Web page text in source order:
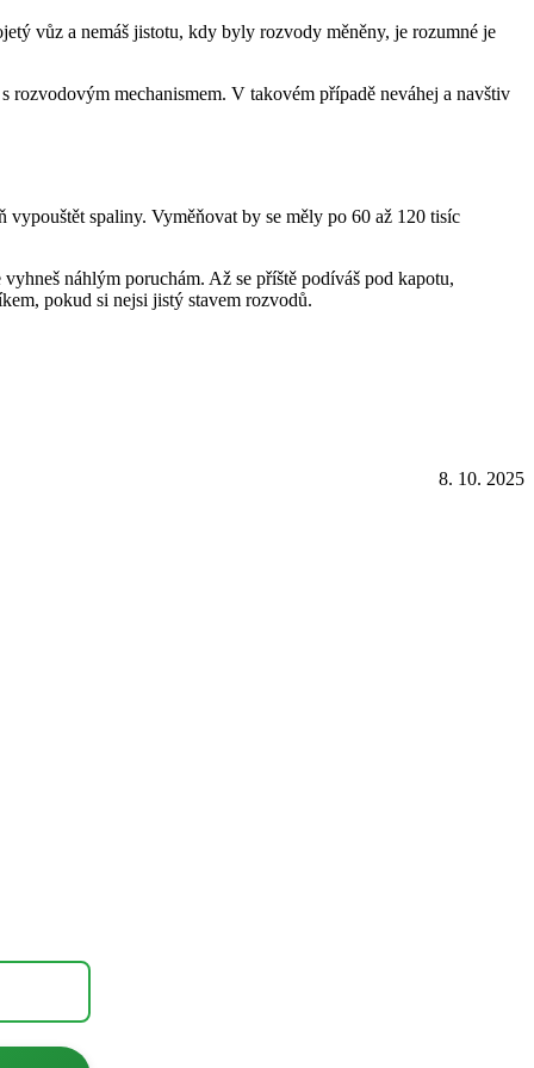
vůz a nemáš jistotu, kdy byly rozvody měněny, je rozumné je
rozvodovým mechanismem. V takovém případě neváhej a navštiv
spaliny. Vyměňovat by se měly po 60 až 120 tisíc
náhlým poruchám. Až se příště podíváš pod kapotu,
pokud si nejsi jistý stavem rozvodů.
8. 10. 2025